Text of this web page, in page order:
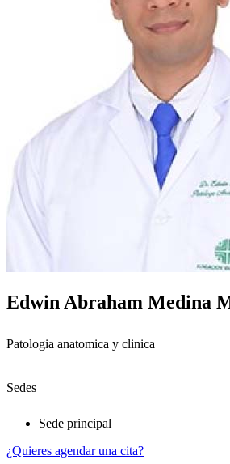
Edwin Abraham Medina
Patologia anatomica y clinica
Sedes
Sede principal
¿Quieres agendar una cita?